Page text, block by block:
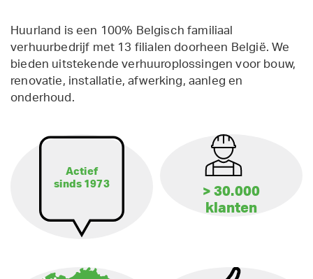
Huurland is een 100% Belgisch familiaal
verhuurbedrijf met 13 filialen doorheen België. We
bieden uitstekende verhuuroplossingen voor bouw,
renovatie, installatie, afwerking, aanleg en
onderhoud.
Actief
sinds 1973
> 30.000
klanten